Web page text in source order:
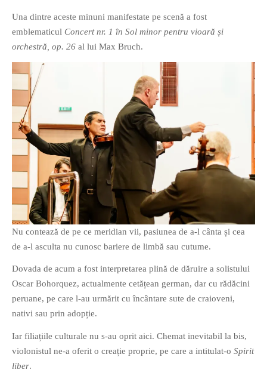
If you like movies, words and
mind games, then this is the
book for you. Take the
challenge of creating your
own acrostics and describing
famous movies by using the
very letters of their titles!
RASFOIESTE
PAGINI
Ce fac?
Clasicul „Despre mine…”
Contact
Descarca povestirea Floare
Una dintre aceste minuni manifestate pe scenă a fost
emblematicul Concert nr. 1 în Sol minor pentru vioară și
orchestră, op. 26 al lui Max Bruch.
Nu contează de pe ce meridian vii, pasiunea de a-l cânta și cea
de a-l asculta nu cunosc bariere de limbă sau cutume.
Dovada de acum a fost interpretarea plină de dăruire a solistului
Oscar Bohorquez, actualmente cetățean german, dar cu rădăcini
peruane, pe care l-au urmărit cu încântare sute de craioveni,
nativi sau prin adopție.
Iar filiațiile culturale nu s-au oprit aici. Chemat inevitabil la bis,
violonistul ne-a oferit o creație proprie, pe care a intitulat-o Spirit
liber.